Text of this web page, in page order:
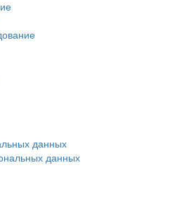
данных
данных